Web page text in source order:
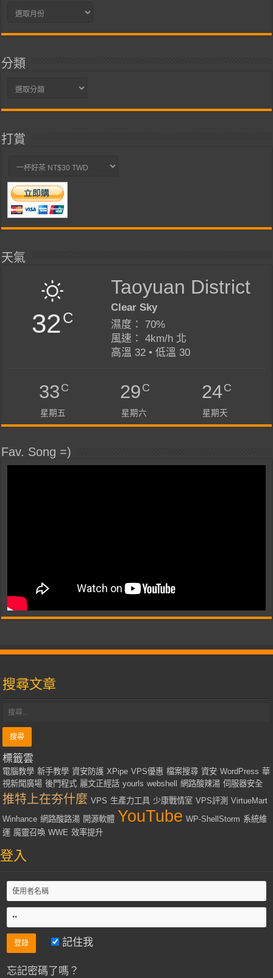
彙
分類
分
打賞
天氣
32C
Taoyuan District
Clear Sky
濕度： 70%
風速： 4km/h 北
高溫 32 • 低溫 30
33C
星期五
29C
星期六
24C
星期天
Fav. Song =)
搜尋文章
標籤雲
電腦教學 新手教學 資安防護 XPipe VPS優惠 檔案搜尋 資安 WordPress 華
視新聞廣場 後門程式 麗文正經話 yourls webshell 網路酸辣湯 伺服器安全
推特上在夯什麼 VPS 生產力工具 少康戰情室 VPS評測 VirtueMart
Winhance 網路酸路湯 開源軟體 YouTube WP-ShellStorm 系統維
運 魔靈召喚 WWE 效率提升
登入
記住我
忘記密碼了嗎？